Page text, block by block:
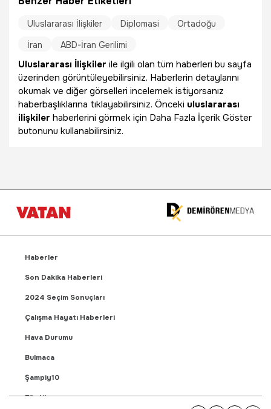
Uluslararası İlişkiler Diplomasi
Ortadoğu
İran
ABD-İran Gerilimi
Uluslararası İlişkiler ile ilgili olan tüm haberleri bu sayfa
üzerinden görüntüleyebilirsiniz. Haberlerin detaylarını
okumak ve diğer görselleri incelemek istiyorsanız
haberbaşlıklarına tıklayabilirsiniz. Önceki uluslararası
ilişkiler haberlerini görmek için Daha Fazla İçerik Göster
butonunu kullanabilirsiniz.
Haberler
Son Dakika Haberleri
2024 Seçim Sonuçları
Çalışma Hayatı Haberleri
Hava Durumu
Bulmaca
Şampiy10
Fikstür